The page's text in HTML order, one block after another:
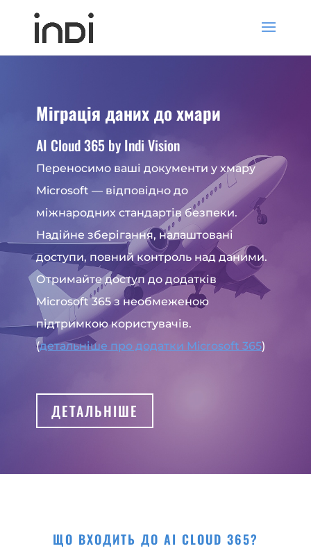
Міграція даних до хмари
AI Cloud 365 by Indi Vision
Переносимо ваші документи у хмару
Microsoft — відповідно до
міжнародних стандартів безпеки.
Надійне зберігання, налаштовані
доступи, повний контроль над даними.
Отримайте доступ до додатків
Microsoft 365 з необмеженою
підтримкою користувачів.
(детальніше про додатки Microsoft 365)
ДЕТАЛЬНІШЕ
ЩО ВХОДИТЬ ДО AI CLOUD 365?